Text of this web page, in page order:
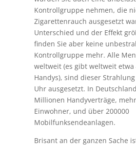
Kontrollgruppe nehmen, die
Zigarettenrauch ausgesetzt
Unterschied und der Effekt
finden Sie aber keine
Kontrollgruppe mehr. Alle
weltweit (es gibt weltweit
Handys), sind dieser
Uhr ausgesetzt. In
Millionen Handyverträge,
Einwohner, und über 200000
Mobilfunksendeanlagen.
Brisant an der ganzen Sache